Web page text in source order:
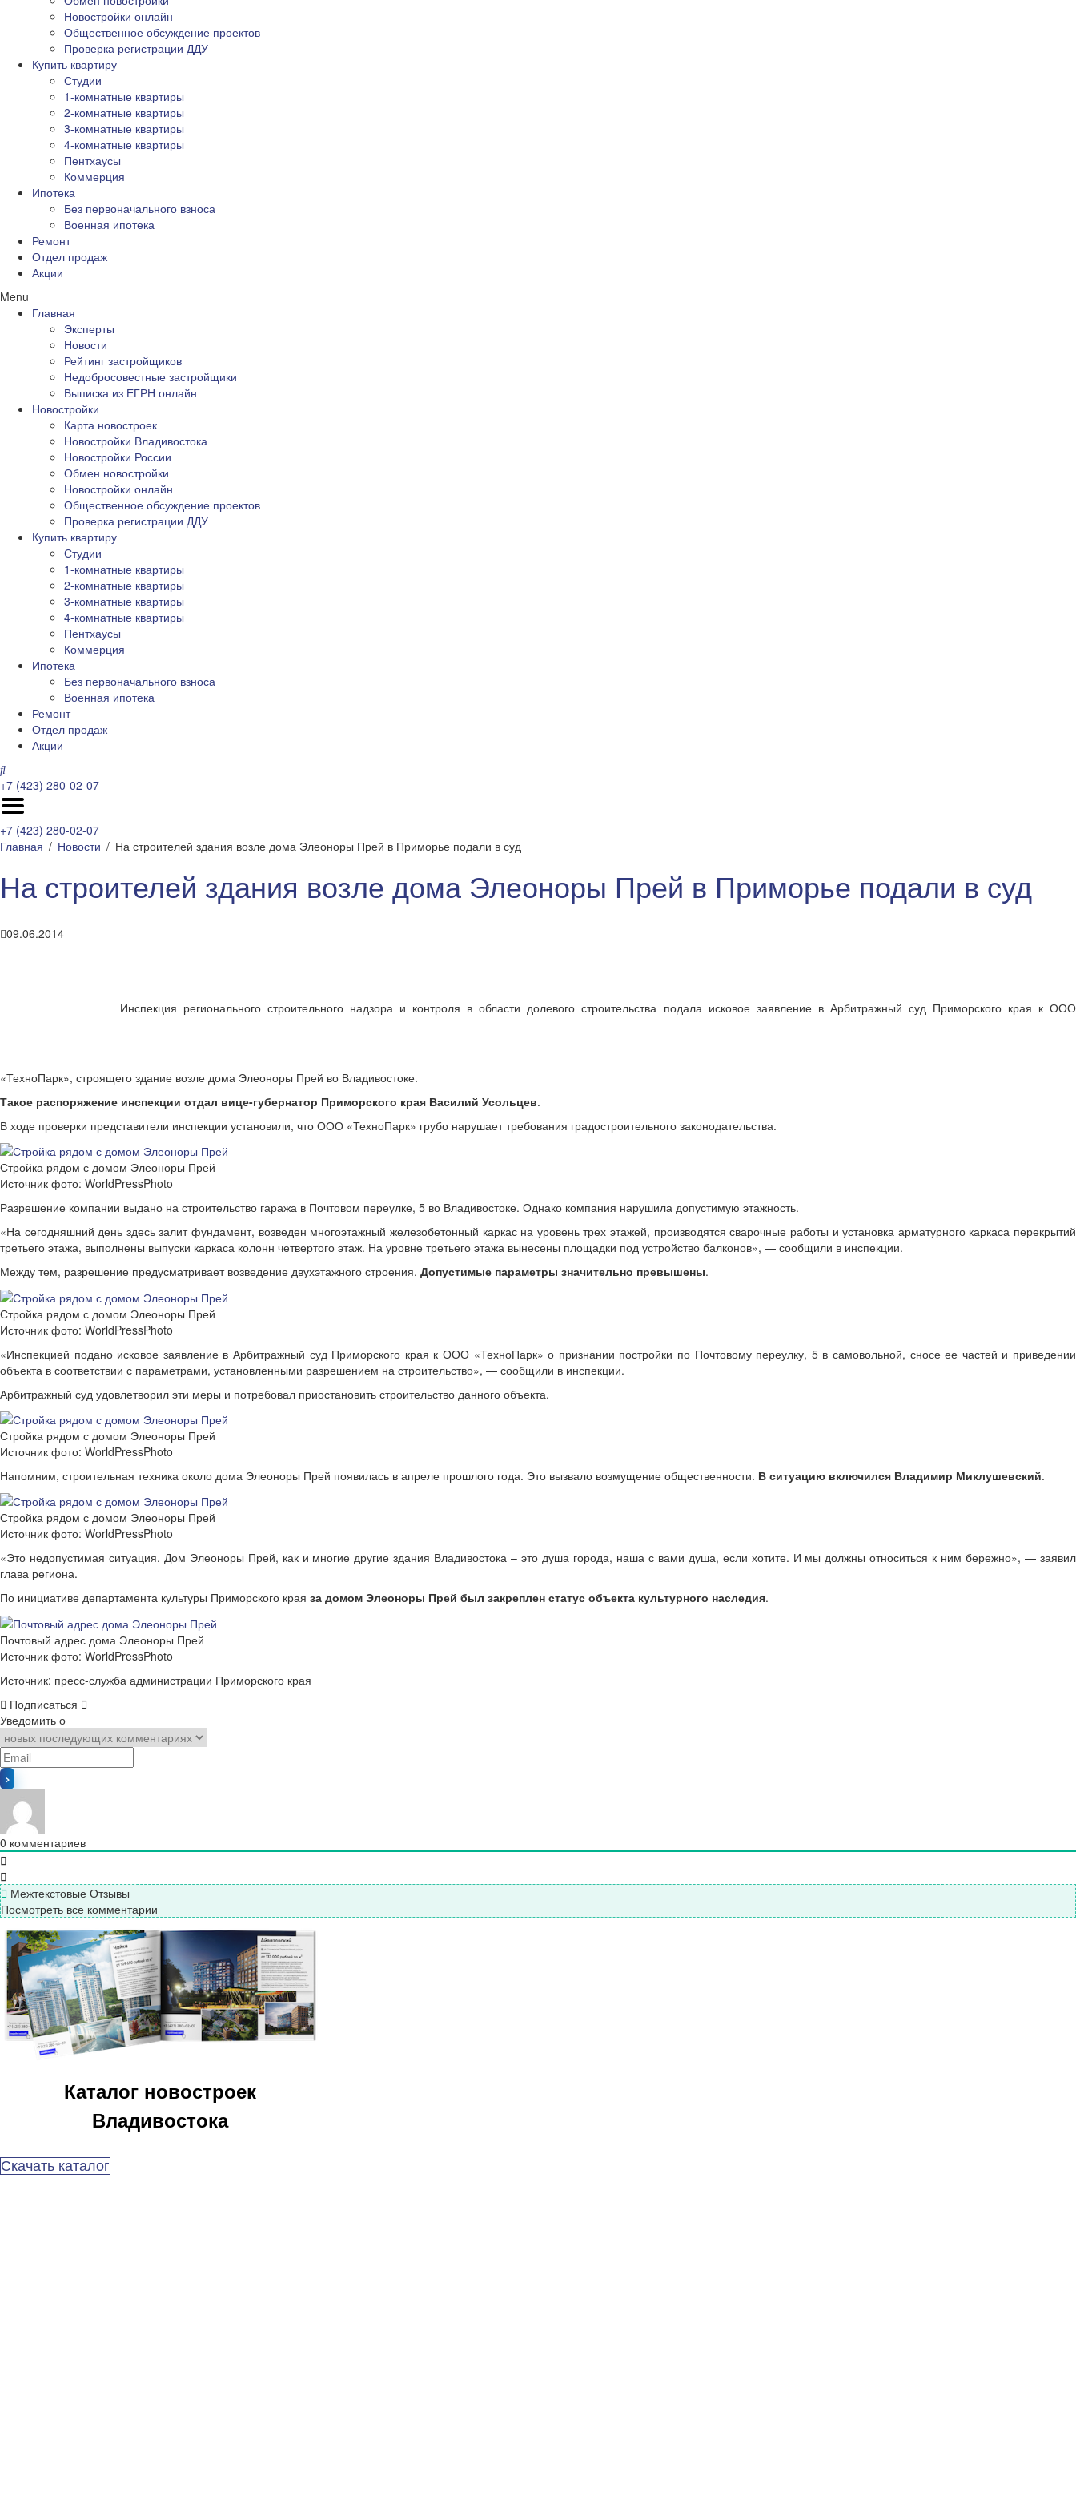
Новостройки онлайн
Общественное обсуждение проектов
Проверка регистрации ДДУ
Купить квартиру
Студии
1-комнатные квартиры
2-комнатные квартиры
3-комнатные квартиры
4-комнатные квартиры
Пентхаусы
Коммерция
Ипотека
Без первоначального взноса
Военная ипотека
Ремонт
Отдел продаж
Акции
Menu
Главная
Эксперты
Новости
Рейтинг застройщиков
Недобросовестные застройщики
Выписка из ЕГРН онлайн
Новостройки
Карта новостроек
Новостройки Владивостока
Новостройки России
Обмен новостройки
Новостройки онлайн
Общественное обсуждение проектов
Проверка регистрации ДДУ
Купить квартиру
Студии
1-комнатные квартиры
2-комнатные квартиры
3-комнатные квартиры
4-комнатные квартиры
Пентхаусы
Коммерция
Ипотека
Без первоначального взноса
Военная ипотека
Ремонт
Отдел продаж
Акции
+7 (423) 280-02-07
+7 (423) 280-02-07
Главная
Новости На строителей здания возле дома Элеоноры Прей в Приморье подали в суд
На строителей здания возле дома Элеоноры Прей в Приморье подали в суд
09.06.2014
Инспекция регионального строительного надзора и контроля в области долевого строительства подала исковое заявление в Арбитражный суд Приморского края к ООО
«ТехноПарк», строящего здание возле дома Элеоноры Прей во Владивостоке.
Такое распоряжение инспекции отдал вице-губернатор Приморского края Василий Усольцев.
В ходе проверки представители инспекции установили, что ООО «ТехноПарк» грубо нарушает требования градостроительного законодательства.
Стройка рядом с домом Элеоноры Прей
Источник фото: WorldPressPhoto
Разрешение компании выдано на строительство гаража в Почтовом переулке, 5 во Владивостоке. Однако компания нарушила допустимую этажность.
«На сегодняшний день здесь залит фундамент, возведен многоэтажный железобетонный каркас на уровень трех этажей, производятся сварочные работы и установка арматурного каркаса перекрытий
третьего этажа, выполнены выпуски каркаса колонн четвертого этаж. На уровне третьего этажа вынесены площадки под устройство балконов», — сообщили в инспекции.
Между тем, разрешение предусматривает возведение двухэтажного строения. Допустимые параметры значительно превышены.
Стройка рядом с домом Элеоноры Прей
Источник фото: WorldPressPhoto
«Инспекцией подано исковое заявление в Арбитражный суд Приморского края к ООО «ТехноПарк» о признании постройки по Почтовому переулку, 5 в самовольной, сносе ее частей и приведении
объекта в соответствии с параметрами, установленными разрешением на строительство», — сообщили в инспекции.
Арбитражный суд удовлетворил эти меры и потребовал приостановить строительство данного объекта.
Стройка рядом с домом Элеоноры Прей
Источник фото: WorldPressPhoto
Напомним, строительная техника около дома Элеоноры Прей появилась в апреле прошлого года. Это вызвало возмущение общественности. В ситуацию включился Владимир Миклушевский.
Стройка рядом с домом Элеоноры Прей
Источник фото: WorldPressPhoto
«Это недопустимая ситуация. Дом Элеоноры Прей, как и многие другие здания Владивостока – это душа города, наша с вами душа, если хотите. И мы должны относиться к ним бережно», — заявил
глава региона.
По инициативе департамента культуры Приморского края за домом Элеоноры Прей был закреплен статус объекта культурного наследия.
Почтовый адрес дома Элеоноры Прей
Источник фото: WorldPressPhoto
Источник: пресс-служба администрации Приморского края
Подписаться
Уведомить о
0 комментариев
Межтекстовые Отзывы
Посмотреть все комментарии
Каталог новостроек
Владивостока
Скачать каталог